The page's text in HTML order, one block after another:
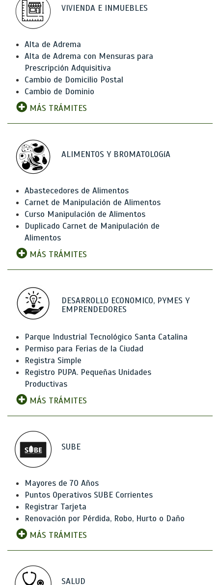
VIVIENDA E INMUEBLES
Alta de Adrema
Alta de Adrema con Mensuras para
Prescripción Adquisitiva
Cambio de Domicilio Postal
Cambio de Dominio
MÁS TRÁMITES
ALIMENTOS Y BROMATOLOGíA
Abastecedores de Alimentos
Carnet de Manipulación de Alimentos
Curso Manipulación de Alimentos
Duplicado Carnet de Manipulación de
Alimentos
MÁS TRÁMITES
DESARROLLO ECONOMICO, PYMES Y
EMPRENDEDORES
Parque Industrial Tecnológico Santa Catalina
Permiso para Ferias de la Ciudad
Registra Simple
Registro PUPA. Pequeñas Unidades
Productivas
MÁS TRÁMITES
SUBE
Mayores de 70 Años
Puntos Operativos SUBE Corrientes
Registrar Tarjeta
Renovación por Pérdida, Robo, Hurto o Daño
MÁS TRÁMITES
SALUD